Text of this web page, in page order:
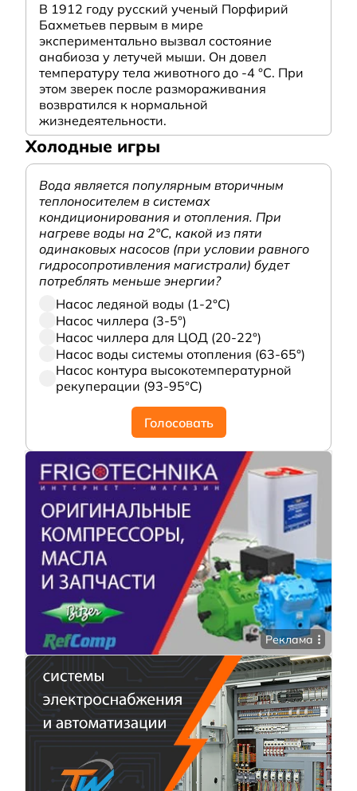
В 1912 году русский ученый Порфирий
Бахметьев первым в мире
экспериментально вызвал состояние
анабиоза у летучей мыши. Он довел
температуру тела животного до -4 °C. При
этом зверек после размораживания
возвратился к нормальной
жизнедеятельности.
Холодные игры
Вода является популярным вторичным
теплоносителем в системах
кондиционирования и отопления. При
нагреве воды на 2°С, какой из пяти
одинаковых насосов (при условии равного
гидросопротивления магистрали) будет
потреблять меньше энергии?
Насос ледяной воды (1-2°С)
Насос чиллера (3-5°)
Насос чиллера для ЦОД (20-22°)
Насос воды системы отопления (63-65°)
Насос контура высокотемпературной
рекуперации (93-95°С)
Голосовать
Реклама